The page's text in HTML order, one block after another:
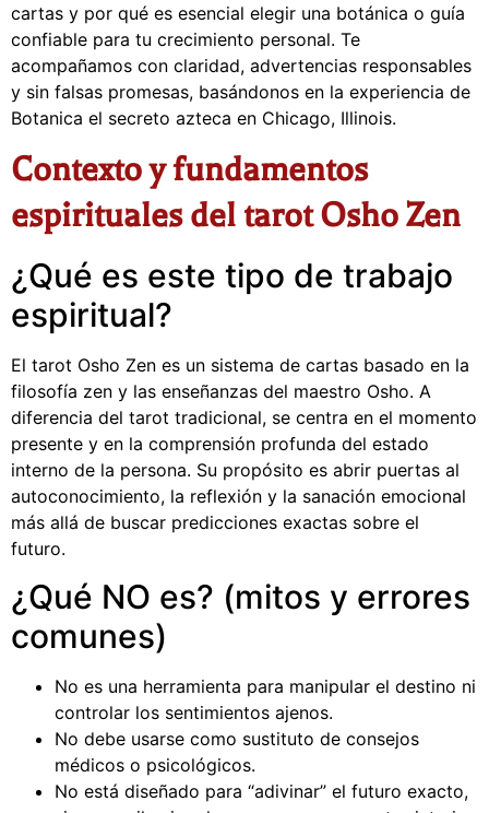
cartas y por qué es esencial elegir una botánica o guía
confiable para tu crecimiento personal. Te
acompañamos con claridad, advertencias responsables
y sin falsas promesas, basándonos en la experiencia de
Botanica el secreto azteca en Chicago, Illinois.
Contexto y fundamentos
espirituales del tarot Osho Zen
¿Qué es este tipo de trabajo
espiritual?
El tarot Osho Zen es un sistema de cartas basado en la
filosofía zen y las enseñanzas del maestro Osho. A
diferencia del tarot tradicional, se centra en el momento
presente y en la comprensión profunda del estado
interno de la persona. Su propósito es abrir puertas al
autoconocimiento, la reflexión y la sanación emocional
más allá de buscar predicciones exactas sobre el
futuro.
¿Qué NO es? (mitos y errores
comunes)
No es una herramienta para manipular el destino ni
controlar los sentimientos ajenos.
No debe usarse como sustituto de consejos
médicos o psicológicos.
No está diseñado para “adivinar” el futuro exacto,